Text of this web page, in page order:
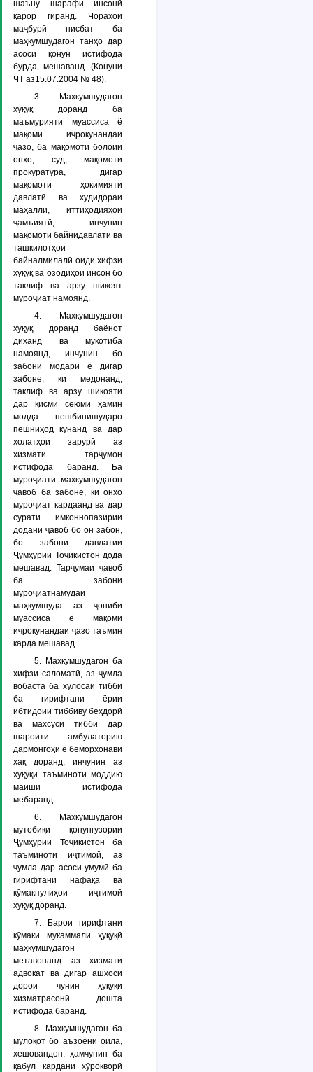
шаъну шарафи инсонӣ
қарор гиранд. Чораҳои
маҷбурӣ нисбат ба
маҳкумшудагон танҳо дар
асоси қонун истифода
бурда мешаванд (Конуни
ЧТ аз15.07.2004 № 48).
3. Маҳкумшудагон
ҳуқуқ доранд ба
маъмурияти муассиса ё
мақоми иҷрокунандаи
ҷазо, ба мақомоти болоии
онҳо, суд, мақомоти
прокуратура, дигар
мақомоти ҳокимияти
давлатӣ ва худидораи
маҳаллӣ, иттиҳодияҳои
ҷамъиятӣ, инчунин
мақомоти байнидавлатӣ ва
ташкилотҳои
байналмилалӣ оиди ҳифзи
ҳуқуқ ва озодиҳои инсон бо
таклиф ва арзу шикоят
муроҷиат намоянд.
4. Маҳкумшудагон
ҳуқуқ доранд баёнот
диҳанд ва мукотиба
намоянд, инчунин бо
забони модарӣ ё дигар
забоне, ки медонанд,
таклиф ва арзу шикояти
дар қисми сеюми ҳамин
модда пешбинишударо
пешниҳод кунанд ва дар
ҳолатҳои зарурӣ аз
хизмати тарҷумон
истифода баранд. Ба
муроҷиати маҳкумшудагон
ҷавоб ба забоне, ки онҳо
муроҷиат кардаанд ва дар
сурати имконнопазирии
додани ҷавоб бо он забон,
бо забони давлатии
Ҷумҳурии Тоҷикистон дода
мешавад. Тарҷумаи ҷавоб
ба забони
муроҷиатнамудаи
маҳкумшуда аз ҷониби
муассиса ё мақоми
иҷрокунандаи ҷазо таъмин
карда мешавад.
5. Маҳкумшудагон ба
ҳифзи саломатӣ, аз ҷумла
вобаста ба хулосаи тиббӣ
ба гирифтани ёрии
ибтидоии тиббиву беҳдорӣ
ва махсуси тиббӣ дар
шароити амбулаторию
дармонгоҳи ё беморхонавӣ
ҳақ доранд, инчунин аз
ҳуқуқи таъминоти моддию
маишӣ истифода
мебаранд.
6. Маҳкумшудагон
мутобиқи қонунгузории
Ҷумҳурии Тоҷикистон ба
таъминоти иҷтимоӣ, аз
ҷумла дар асоси умумӣ ба
гирифтани нафақа ва
кӯмакпулиҳои иҷтимоӣ
ҳуқуқ доранд.
7. Барои гирифтани
кӯмаки мукаммали ҳуқуқӣ
маҳкумшудагон
метавонанд аз хизмати
адвокат ва дигар ашхоси
дорои чунин ҳуқуқи
хизматрасонӣ дошта
истифода баранд.
8. Маҳкумшудагон ба
мулоқот бо аъзоёни оила,
хешовандон, ҳамчунин ба
қабул кардани хӯрокворӣ